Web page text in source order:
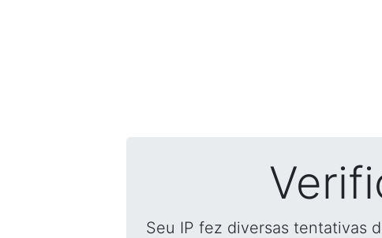
Seu IP fez diversas tentativas